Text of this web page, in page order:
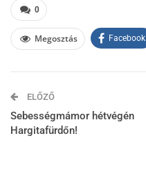
0
Megosztás Facebook
ELŐZŐ
Sebességmámor hétvégén
Hargitafürdőn!